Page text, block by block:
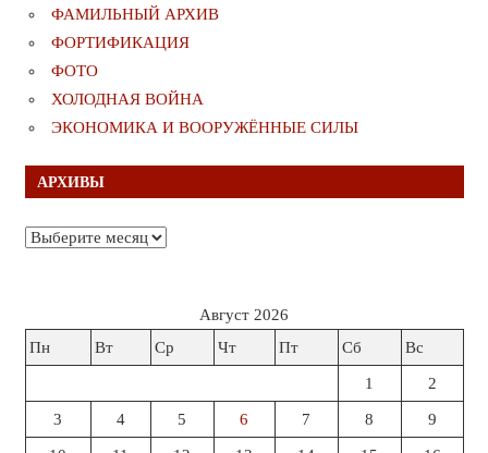
ФАМИЛЬНЫЙ АРХИВ
ФОРТИФИКАЦИЯ
ФОТО
ХОЛОДНАЯ ВОЙНА
ЭКОНОМИКА И ВООРУЖЁННЫЕ СИЛЫ
АРХИВЫ
Архивы
Август 2026
Пн
Вт Ср Чт Пт Сб Вс
1 2
3 4 5 6 7 8 9